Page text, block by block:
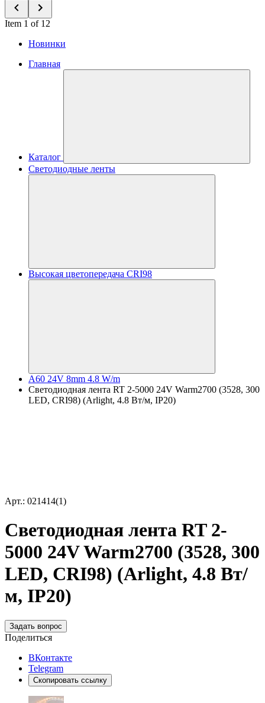
Item 1 of 12
Новинки
Главная
Каталог
Светодиодные ленты
Высокая цветопередача CRI98
A60 24V 8mm 4.8 W/m
Светодиодная лента RT 2-5000 24V Warm2700 (3528, 300
LED, CRI98) (Arlight, 4.8 Вт/м, IP20)
Арт.: 021414(1)
Светодиодная лента RT 2-
5000 24V Warm2700 (3528, 300
LED, CRI98) (Arlight, 4.8 Вт/
м, IP20)
Задать вопрос
Поделиться
ВКонтакте
Telegram
Скопировать ссылку